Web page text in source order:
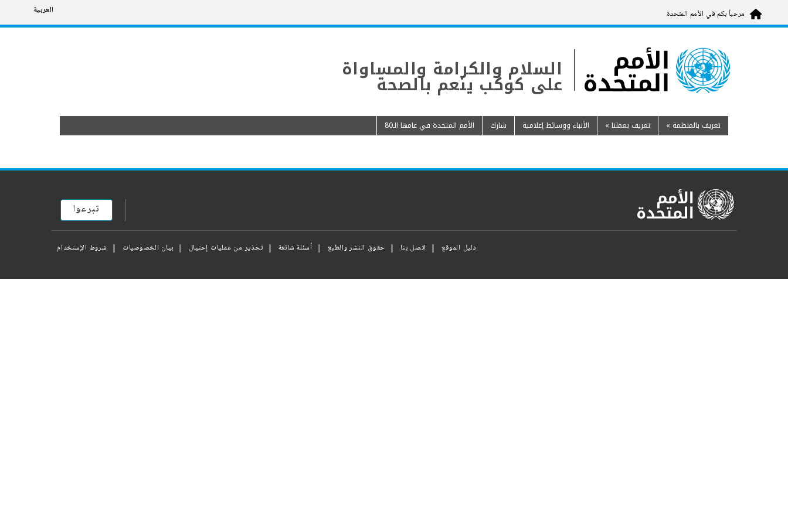
Skip
مرحباً بكم في الأمم المتحدة العربية
السلام والكرامة والمساواة
على كوكب ينعم بالصحة
تعريف بالمنظمة » تعريف بعملنا » الأنباء ووسائط إعلامية شارك الأمم المتحدة في عامها الـ80
United Nations
تبرعوا
دليل الموقع اتصل بنا حقوق النشر والطبع أسئلة شائعة تحذير من عمليات إحتيال بيان الخصوصيات شروط الإستخدام